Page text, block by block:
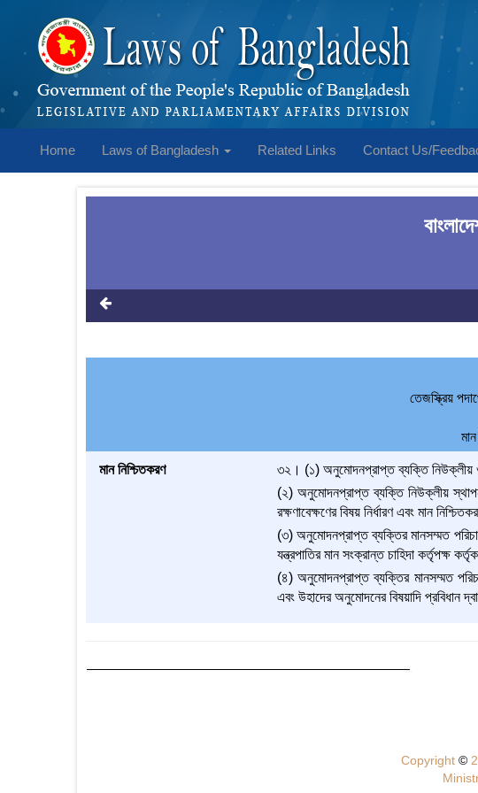
Home Laws of Bangladesh Related Links Contact Us/
তেজস্ক্রিয়
মান নিশ্চিতকরণ
৩২। (১) অনুমোদনপ্রাপ্ত ব্যক্তি নিউক্লীয় ও
(২) অনুমোদনপ্রাপ্ত ব্যক্তি নিউক্লীয়
রক্ষণাবেক্ষণের বিষয় নির্ধারণ এবং মান
(৩) অনুমোদনপ্রাপ্ত ব্যক্তির মানসম্মত
যন্ত্রপাতির মান সংক্রান্ত চাহিদা কর্তৃপক্ষ
(৪) অনুমোদনপ্রাপ্ত ব্যক্তির মানসম্মত
এবং উহাদের অনুমোদনের বিষয়াদি প্রবিধান
Copyright©